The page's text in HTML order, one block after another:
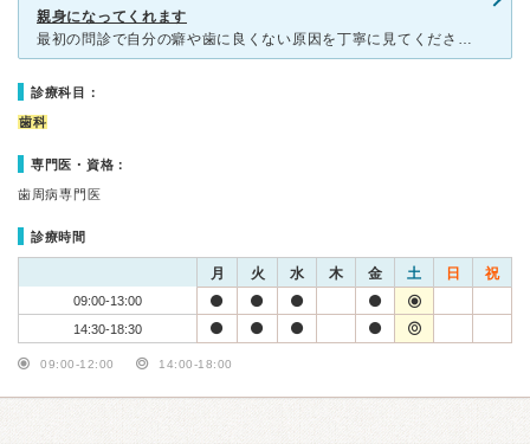
親身になってくれます
最初の問診で自分の癖や歯に良くない原因を丁寧に見てくださります。不安なことは優しく教えてくれたので悩みが解消できました。これまで通っていた歯医者さんのやり方との違いも説明してくれました。 予約を
診療科目：
歯科
専門医・資格：
歯周病専門医
診療時間
月 火 水 木 金 土 日 祝
09:00-13:00
14:30-18:30
09:00-12:00 14:00-18:00